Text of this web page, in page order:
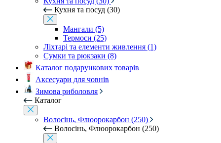
Кухня та посуд (30)
Мангали (5)
Термоси (25)
Ліхтарі та елементи живлення (1)
Сумки та рюкзаки (8)
Каталог подарункових товарів
Аксесуари для човнів
Зимова риболовля
Каталог
Волосінь, Флюорокарбон (250)
Волосінь, Флюорокарбон (250)